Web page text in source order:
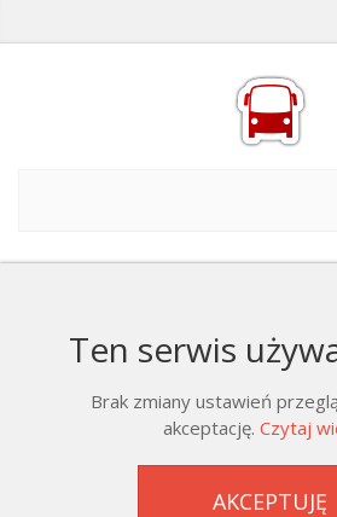
Ten serwis
Brak zmiany ustawień
akceptację. Czytaj
AKCEPTUJĘ